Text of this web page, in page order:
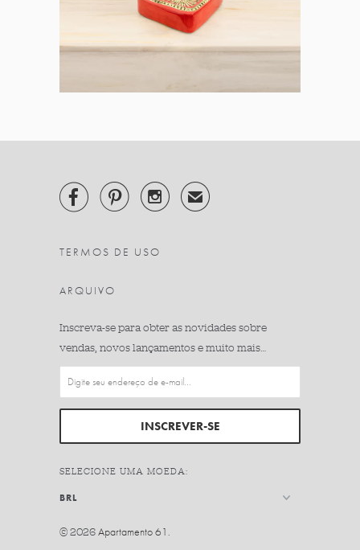
   ✉
TERMOS DE USO
ARQUIVO
Inscreva-se para obter as novidades sobre
vendas, novos lançamentos e muito mais…
SELECIONE UMA MOEDA:
© 2026Apartamento 61.